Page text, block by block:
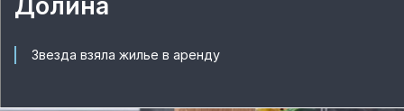
Звезда взяла жилье в аренду